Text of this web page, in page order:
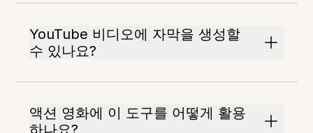
YouTube 비디오에 자막을 생성할
수 있나요?
액션 영화에 이 도구를 어떻게 활용
하나요?